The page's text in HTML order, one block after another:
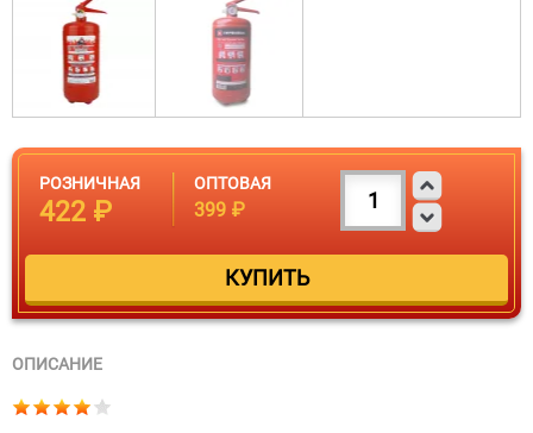
РОЗНИЧНАЯ
422 ₽
ОПТОВАЯ
399 ₽
ОПИСАНИЕ